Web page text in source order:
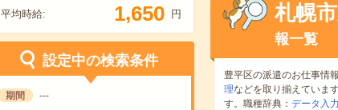
平均時給: 1,650 円
設定中の検索条件
期間 ---
札幌
報一覧
豊平区の派遣のお仕事情
理などを取り揃えていま
す。職種辞典： データ入